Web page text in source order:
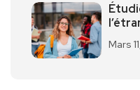
Mars